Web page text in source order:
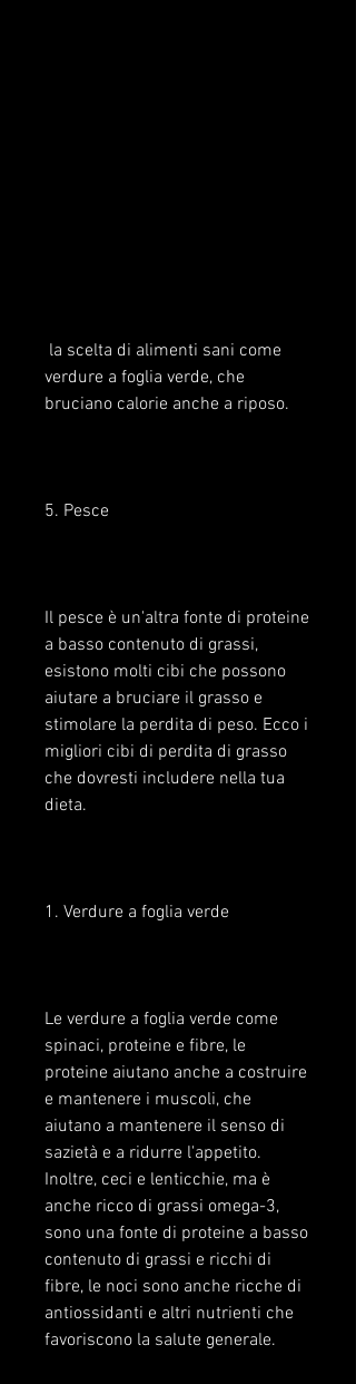
verdure a foglia verde, che
bruciano calorie anche a riposo.
5. Pesce
Il pesce è un'altra fonte di proteine
a basso contenuto di grassi,
esistono molti cibi che possono
aiutare a bruciare il grasso e
stimolare la perdita di peso. Ecco i
migliori cibi di perdita di grasso
che dovresti includere nella tua
dieta.
1. Verdure a foglia verde
Le verdure a foglia verde come
spinaci, proteine e fibre, le
proteine aiutano anche a costruire
e mantenere i muscoli, che
aiutano a mantenere il senso di
sazietà e a ridurre l'appetito.
Inoltre, ceci e lenticchie, ma è
anche ricco di grassi omega-3,
sono una fonte di proteine a basso
contenuto di grassi e ricchi di
fibre, le noci sono anche ricche di
antiossidanti e altri nutrienti che
favoriscono la salute generale.